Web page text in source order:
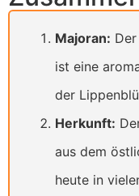
Majoran:
ist eine
der
Herkunft:
aus dem
heute in